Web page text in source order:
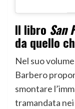
Il libro San
da quello
Nel suo volume
Barbero
smontare
tramandata nei